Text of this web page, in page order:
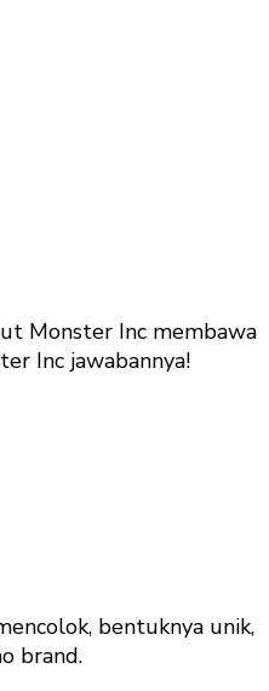
Monster Inc membawa
Inc jawabannya!
bentuknya unik,
brand.